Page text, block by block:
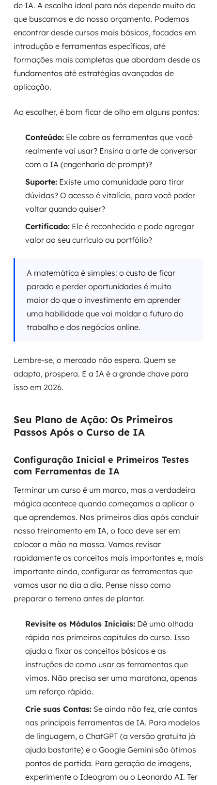
de IA. A escolha ideal para nós depende muito do
que buscamos e do nosso orçamento. Podemos
encontrar desde cursos mais básicos, focados em
introdução e ferramentas específicas, até
formações mais completas que abordam desde os
fundamentos até estratégias avançadas de
aplicação.
Ao escolher, é bom ficar de olho em alguns pontos:
Conteúdo: Ele cobre as ferramentas que você
realmente vai usar? Ensina a arte de conversar
com a IA (engenharia de prompt)?
Suporte: Existe uma comunidade para tirar
dúvidas? O acesso é vitalício, para você poder
voltar quando quiser?
Certificado: Ele é reconhecido e pode agregar
valor ao seu currículo ou portfólio?
A matemática é simples: o custo de ficar
parado e perder oportunidades é muito
maior do que o investimento em aprender
uma habilidade que vai moldar o futuro do
trabalho e dos negócios online.
Lembre-se, o mercado não espera. Quem se
adapta, prospera. E a IA é a grande chave para
isso em 2026.
Seu Plano de Ação: Os Primeiros
Passos Após o Curso de IA
Configuração Inicial e Primeiros Testes
com Ferramentas de IA
Terminar um curso é um marco, mas a verdadeira
mágica acontece quando começamos a aplicar o
que aprendemos. Nos primeiros dias após concluir
nosso treinamento em IA, o foco deve ser em
colocar a mão na massa. Vamos revisar
rapidamente os conceitos mais importantes e, mais
importante ainda, configurar as ferramentas que
vamos usar no dia a dia. Pense nisso como
preparar o terreno antes de plantar.
Revisite os Módulos Iniciais: Dê uma olhada
rápida nos primeiros capítulos do curso. Isso
ajuda a fixar os conceitos básicos e as
instruções de como usar as ferramentas que
vimos. Não precisa ser uma maratona, apenas
um reforço rápido.
Crie suas Contas: Se ainda não fez, crie contas
nas principais ferramentas de IA. Para modelos
de linguagem, o ChatGPT (a versão gratuita já
ajuda bastante) e o Google Gemini são ótimos
pontos de partida. Para geração de imagens,
experimente o Ideogram ou o Leonardo AI. Ter